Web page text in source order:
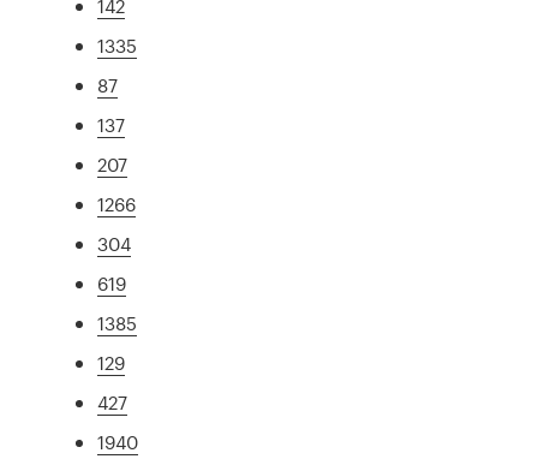
142
1335
87
137
207
1266
304
619
1385
129
427
1940